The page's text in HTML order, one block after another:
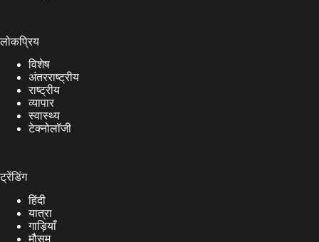
लोकप्रिय
विशेष
अंतरराष्ट्रीय
राष्ट्रीय
व्यापार
स्वास्थ्य
टेक्नोलॉजी
ट्रेंडिंग
हिंदी
यात्रा
गाड़ियाँ
मौसम